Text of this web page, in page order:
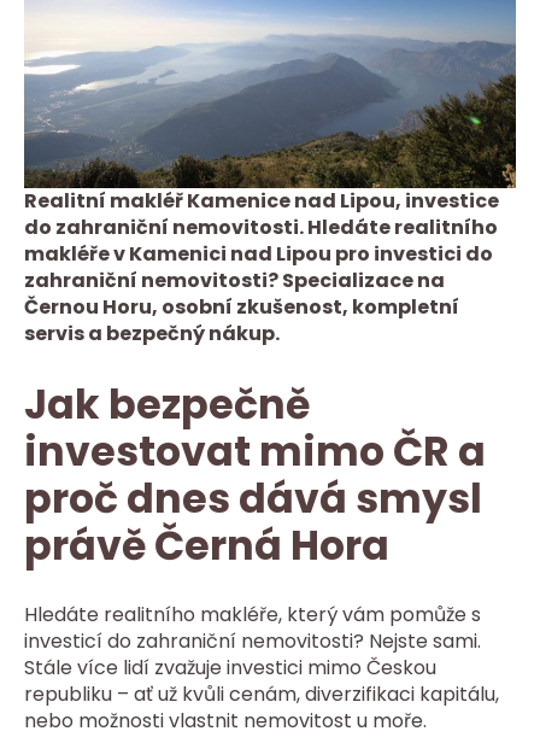
Realitní makléř Kamenice nad Lipou, investice
do zahraniční nemovitosti. Hledáte realitního
makléře v Kamenici nad Lipou pro investici do
zahraniční nemovitosti? Specializace na
Černou Horu, osobní zkušenost, kompletní
servis a bezpečný nákup.
Jak bezpečně
investovat mimo ČR a
proč dnes dává smysl
právě Černá Hora
Hledáte realitního makléře, který vám pomůže s
investicí do zahraniční nemovitosti? Nejste sami.
Stále více lidí zvažuje investici mimo Českou
republiku – ať už kvůli cenám, diverzifikaci kapitálu,
nebo možnosti vlastnit nemovitost u moře.